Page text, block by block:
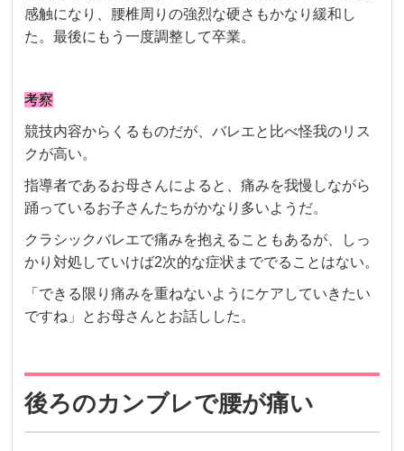
感触になり、腰椎周りの強烈な硬さもかなり緩和し
た。最後にもう一度調整して卒業。
考察
競技内容からくるものだが、バレエと比べ怪我のリス
クが高い。
指導者であるお母さんによると、痛みを我慢しながら
踊っているお子さんたちがかなり多いようだ。
クラシックバレエで痛みを抱えることもあるが、しっ
かり対処していけば2次的な症状まででることはない。
「できる限り痛みを重ねないようにケアしていきたい
ですね」とお母さんとお話しした。
後ろのカンブレで腰が痛い